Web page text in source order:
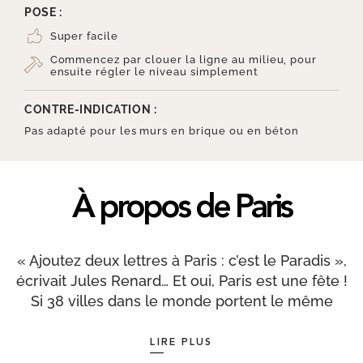
POSE :
Super facile
Commencez par clouer la ligne au milieu, pour
ensuite régler le niveau simplement
CONTRE-INDICATION :
Pas adapté pour les murs en brique ou en béton
À propos de Paris
« Ajoutez deux lettres à Paris : c’est le Paradis »,
écrivait Jules Renard… Et oui, Paris est une fête !
Si 38 villes dans le monde portent le même
mais aussi des arts, de la culture, du romantisme
LIRE PLUS